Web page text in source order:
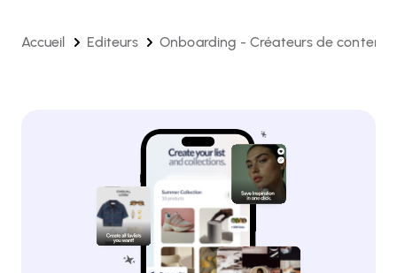
Accueil Editeurs Onboarding - Créateurs de contenus